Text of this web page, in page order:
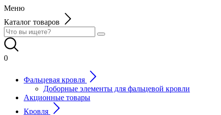
Меню
Каталог товаров
0
Фальцевая кровля
Доборные элементы для фальцевой кровли
Акционные товары
Кровля